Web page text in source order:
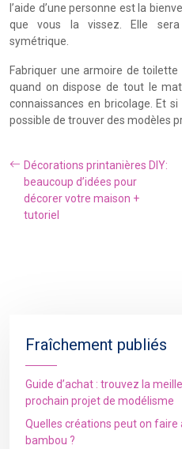
l’aide d’une personne est la
que vous la vissez. Elle
symétrique.
Fabriquer une armoire de toilette
quand on dispose de tout le
connaissances en bricolage. Et
possible de trouver des modèles
Décorations printanières DIY:
beaucoup d’idées pour
décorer votre maison +
tutoriel
Fraîchement publiés
Guide d’achat : trouvez la
prochain projet de modélisme
Quelles créations peut on faire
bambou ?